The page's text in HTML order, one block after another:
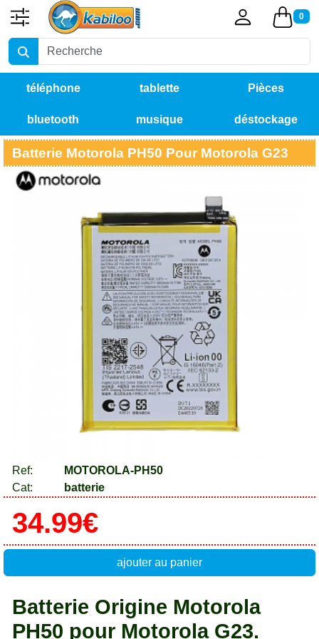
0
téléphone tablette Pièces
détachées
bluetooth musique déstockage
Batterie Motorola PH50 Pour Motorola G23
Ref:
MOTOROLA-PH50
Cat:
batterie
34.99€
ajouter au panier
Batterie Origine Motorola
PH50 pour Motorola G23.